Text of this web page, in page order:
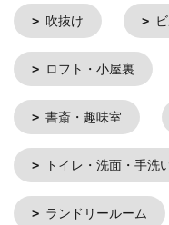
吹抜け
ロフト・小屋裏
書斎・趣味室
トイレ・洗面・手洗
ランドリールーム